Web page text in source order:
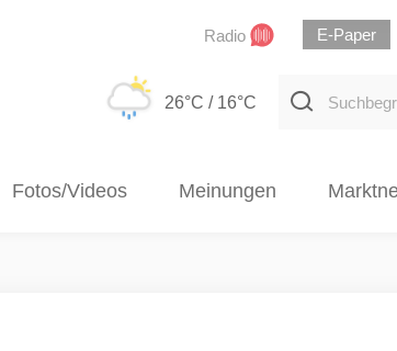
Radio E-Paper
26°C / 16°C
Suchbegriff
Fotos/Videos Meinungen